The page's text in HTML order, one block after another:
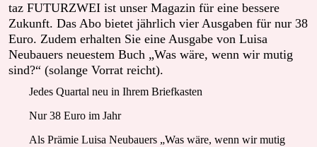
taz FUTURZWEI ist unser Magazin für eine bessere
Zukunft. Das Abo bietet jährlich vier Ausgaben für nur 38
Euro. Zudem erhalten Sie eine Ausgabe von Luisa
Neubauers neuestem Buch „Was wäre, wenn wir mutig
sind?“ (solange Vorrat reicht).
Jedes Quartal neu in Ihrem Briefkasten
Nur 38 Euro im Jahr
Als Prämie Luisa Neubauers „Was wäre, wenn wir mutig